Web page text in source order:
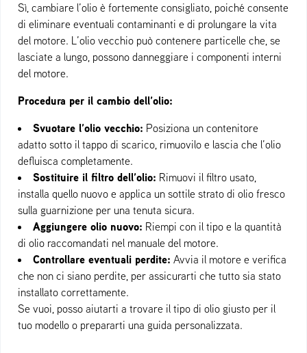
Sì, cambiare l’olio è fortemente consigliato, poiché consente
di eliminare eventuali contaminanti e di prolungare la vita
del motore. L’olio vecchio può contenere particelle che, se
lasciate a lungo, possono danneggiare i componenti interni
del motore.
Procedura per il cambio dell’olio:
Svuotare l’olio vecchio: Posiziona un contenitore
adatto sotto il tappo di scarico, rimuovilo e lascia che l’olio
defluisca completamente.
Sostituire il filtro dell’olio: Rimuovi il filtro usato,
installa quello nuovo e applica un sottile strato di olio fresco
sulla guarnizione per una tenuta sicura.
Aggiungere olio nuovo: Riempi con il tipo e la quantità
di olio raccomandati nel manuale del motore.
Controllare eventuali perdite: Avvia il motore e verifica
che non ci siano perdite, per assicurarti che tutto sia stato
installato correttamente.
Se vuoi, posso aiutarti a trovare il tipo di olio giusto per il
tuo modello o prepararti una guida personalizzata.